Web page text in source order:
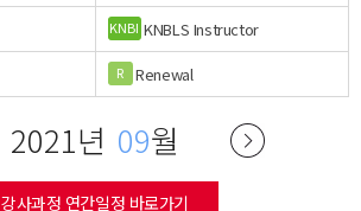
KNBI KNBLS Instructor
R Renewal
2021년 09월
강사과정 연간일정 바로가기